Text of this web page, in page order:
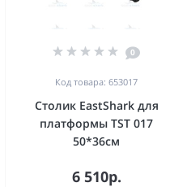
0
Код товара: 653017
Столик EastShark для
платформы TST 017
50*36см
6 510р.